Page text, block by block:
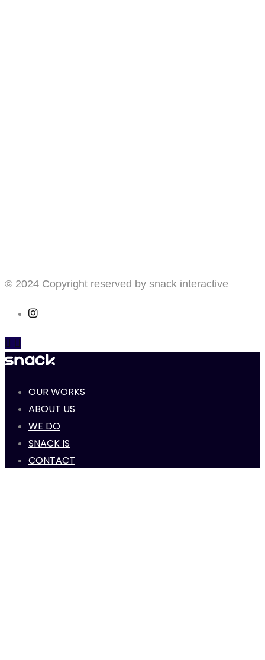
© 2024 Copyright reserved by snack interactive
OUR WORKS
ABOUT US
WE DO
SNACK IS
CONTACT